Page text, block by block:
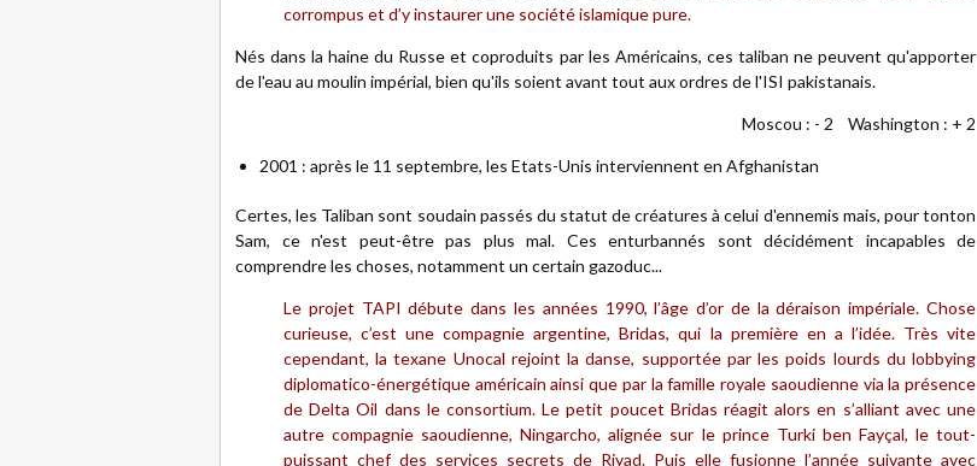
corrompus et d’y instaurer une société islamique pure.
Nés dans la haine du Russe et coproduits par les Américains, ces taliban ne peuvent qu'apporter
de l'eau au moulin impérial, bien qu'ils soient avant tout aux ordres de l'ISI pakistanais.
Moscou : - 2 Washington : + 2
2001 : après le 11 septembre, les Etats-Unis interviennent en Afghanistan
Certes, les Taliban sont soudain passés du statut de créatures à celui d'ennemis mais, pour tonton
Sam, ce n'est peut-être pas plus mal. Ces enturbannés sont décidément incapables de
comprendre les choses, notamment un certain gazoduc...
Le projet TAPI débute dans les années 1990, l’âge d’or de la déraison impériale. Chose
curieuse, c’est une compagnie argentine, Bridas, qui la première en a l’idée. Très vite
cependant, la texane Unocal rejoint la danse, supportée par les poids lourds du lobbying
diplomatico-énergétique américain ainsi que par la famille royale saoudienne via la présence
de Delta Oil dans le consortium. Le petit poucet Bridas réagit alors en s’alliant avec une
autre compagnie saoudienne, Ningarcho, alignée sur le prince Turki ben Fayçal, le tout-
puissant chef des services secrets de Riyad. Puis elle fusionne l’année suivante avec